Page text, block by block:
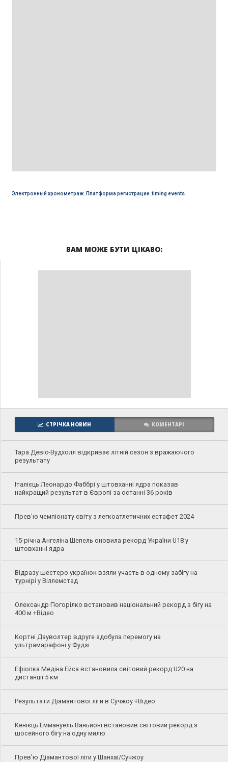
Электронный хронометраж, Платформа регистрации,timing events
ВАМ МОЖЕ БУТИ ЦІКАВО:
СТРІЧКА НОВИН КОМЕНТАРІ
Тара Девіс-Вудхолл відкриває літній сезон з вражаючого
результату
Італієць Леонардо Фаббрі у штовханні ядра показав
найкращий результат в Європі за останні 36 років
Прев'ю чемпіонату світу з легкоатлетичних естафет 2024
15-річна Ангеліна Шепель оновила рекорд України U18 у
штовханні ядра
Відразу шестеро українок взяли участь в одному забігу на
турнірі у Віллемстад
Олександр Погорілко встановив національний рекорд з бігу на
400 м +Відео
Кортні Дауволтер вдруге здобула перемогу на
ультрамарафоні у Фудзі
Ефіопка Медіна Ейса встановила світовий рекорд U20 на
дистанції 5 км
Результати Діамантової ліги в Сучжоу +Відео
Кенієць Еммануель Ваньйоні встановив світовий рекорд з
шосейного бігу на одну милю
Прев'ю Діамантової ліги у Шанхаї/Сучжоу